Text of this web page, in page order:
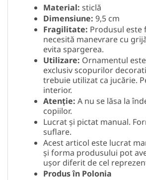
Material: sticlă
Dimensiune: 9,5 cm
Fragilitate: Produsul este
necesită manevrare cu
evita spargerea.
Utilizare: Ornamentul
exclusiv scopurilor
trebuie utilizat ca jucărie.
interior.
Atenție: A nu se lăsa la
copiilor.
Lucrat și pictat manual.
suflare.
Acest articol este lucrat
și forma produsului pot
ușor diferit de cel
Produs în Polonia